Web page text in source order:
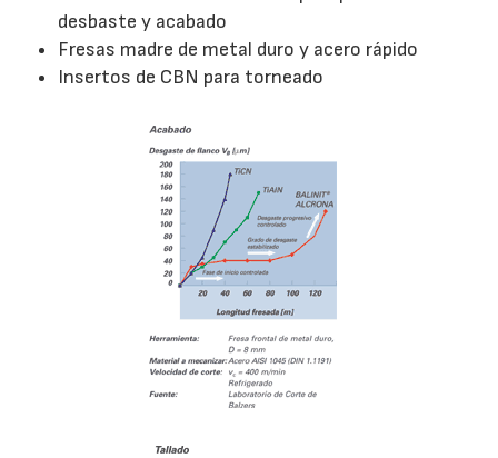
desbaste y acabado
Fresas madre de metal duro y acero rápido
Insertos de CBN para torneado